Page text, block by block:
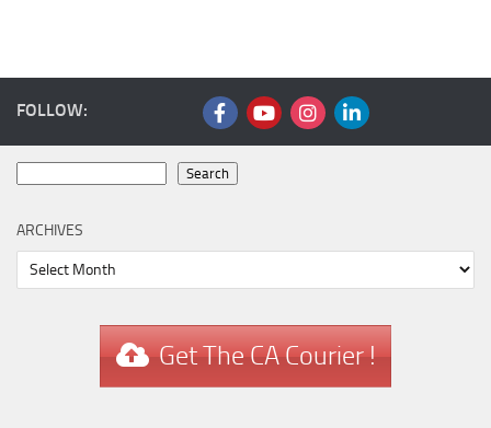
FOLLOW:
Search
ARCHIVES
Archives
Get The CA Courier !